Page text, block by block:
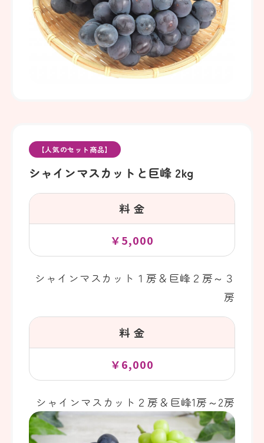
【人気のセット商品】
シャインマスカットと巨峰 2kg
料 金
￥5,000
シャインマスカット１房＆巨峰２房～３
房
料 金
￥6,000
シャインマスカット２房＆巨峰1房～2房